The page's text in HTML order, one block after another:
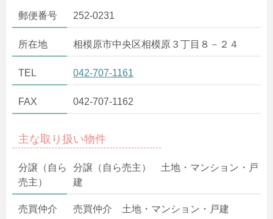
郵便番号 252-0231
所在地 相模原市中央区相模原３丁目８－２４
TEL 042-707-1161
FAX 042-707-1162
主な取り扱い物件
分譲（自ら
売主）
分譲（自ら売主） 土地・マンション・戸
建
売買仲介 売買仲介 土地・マンション・戸建